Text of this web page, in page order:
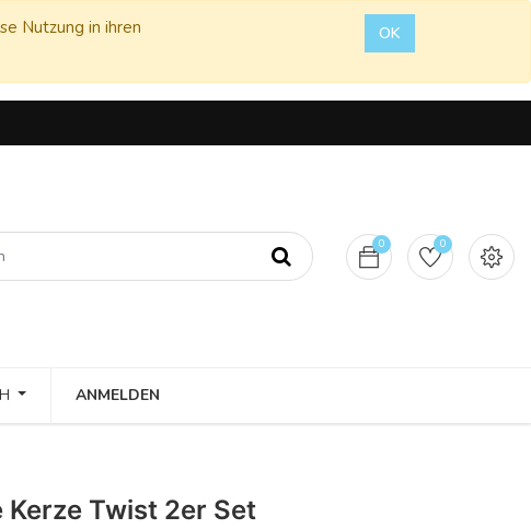
Nutzung in ihren
OK
0 0
ANMELDEN
Kerze Twist 2er Set